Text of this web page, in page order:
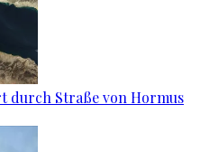
durch Straße von Hormus